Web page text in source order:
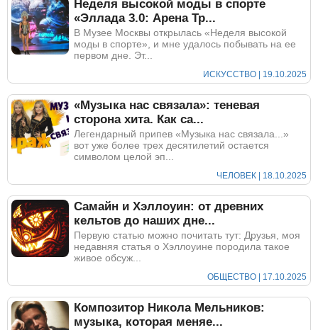
Неделя высокой моды в спорте
«Эллада 3.0: Арена Тр...
В Музее Москвы открылась «Неделя высокой
моды в спорте», и мне удалось побывать на ее
первом дне. Эт...
ИСКУССТВО | 19.10.2025
«Музыка нас связала»: теневая
сторона хита. Как са...
Легендарный припев «Музыка нас связала...»
вот уже более трех десятилетий остается
символом целой эп...
ЧЕЛОВЕК | 18.10.2025
Самайн и Хэллоуин: от древних
кельтов до наших дне...
Первую статью можно почитать тут: Друзья, моя
недавняя статья о Хэллоуине породила такое
живое обсуж...
ОБЩЕСТВО | 17.10.2025
Композитор Никола Мельников:
музыка, которая меняе...